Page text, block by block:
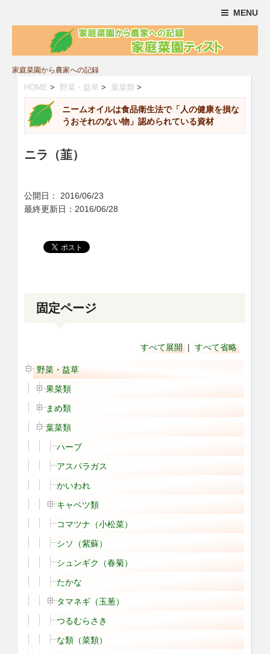
MENU
家庭菜園から農家への記録
HOME > 野菜・益草 > 葉菜類 >
ニームオイルは食品衛生法で「人の健康を損な
うおそれのない物」認められている資材
ニラ（韮）
公開日： 2016/06/23
最終更新日：2016/06/28
固定ページ
すべて展開 | すべて省略
野菜・益草
果菜類
まめ類
葉菜類
ハーブ
アスパラガス
かいわれ
キャベツ類
コマツナ（小松菜）
シソ（紫蘇）
シュンギク（春菊）
たかな
タマネギ（玉葱）
つるむらさき
な類（菜類）